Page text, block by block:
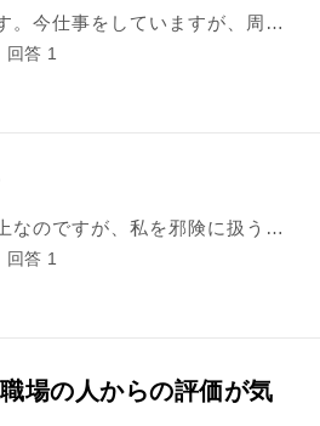
私は考えすぎる性格です。今仕事をしていますが、周りから嫌われているんじゃないかとか、いつも思ってしまします、 私にだけ冷たい気がしたり、話しを聞かされていない事とかもあり、気になっています。 仕事が出来てないのだろうか、私の態度がわるかったんだろうかと、思ってしまします 気にしすぎなのか、本当にそうなのかは、わかりませんが、私はどうすれば気にしすぎないでいられるのでしょうか。
回答 1
職場のひとで、随分年上なのですが、私を邪険に扱うひと達がいます。私は普通にしていたつもりですが、何が気に入らないのか無視されて、それなので私も話さなかったら周りから悪いひとと言う扱いを受けています。話しかけても返事もしないし、あちらから言われて、わかりづらかったので聞き返したらすごい剣幕で言われます。こちらはどう対応したらよいですか？
回答 1
場の人からの評価が気